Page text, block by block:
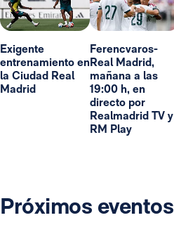
Exigente
entrenamiento en
la Ciudad Real
Madrid
Ferencvaros-
Real Madrid,
mañana a las
19:00 h, en
directo por
Realmadrid TV y
RM Play
Próximos eventos